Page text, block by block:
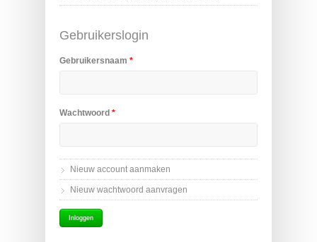
Gebruikerslogin
Gebruikersnaam *
Wachtwoord *
Nieuw account aanmaken
Nieuw wachtwoord aanvragen